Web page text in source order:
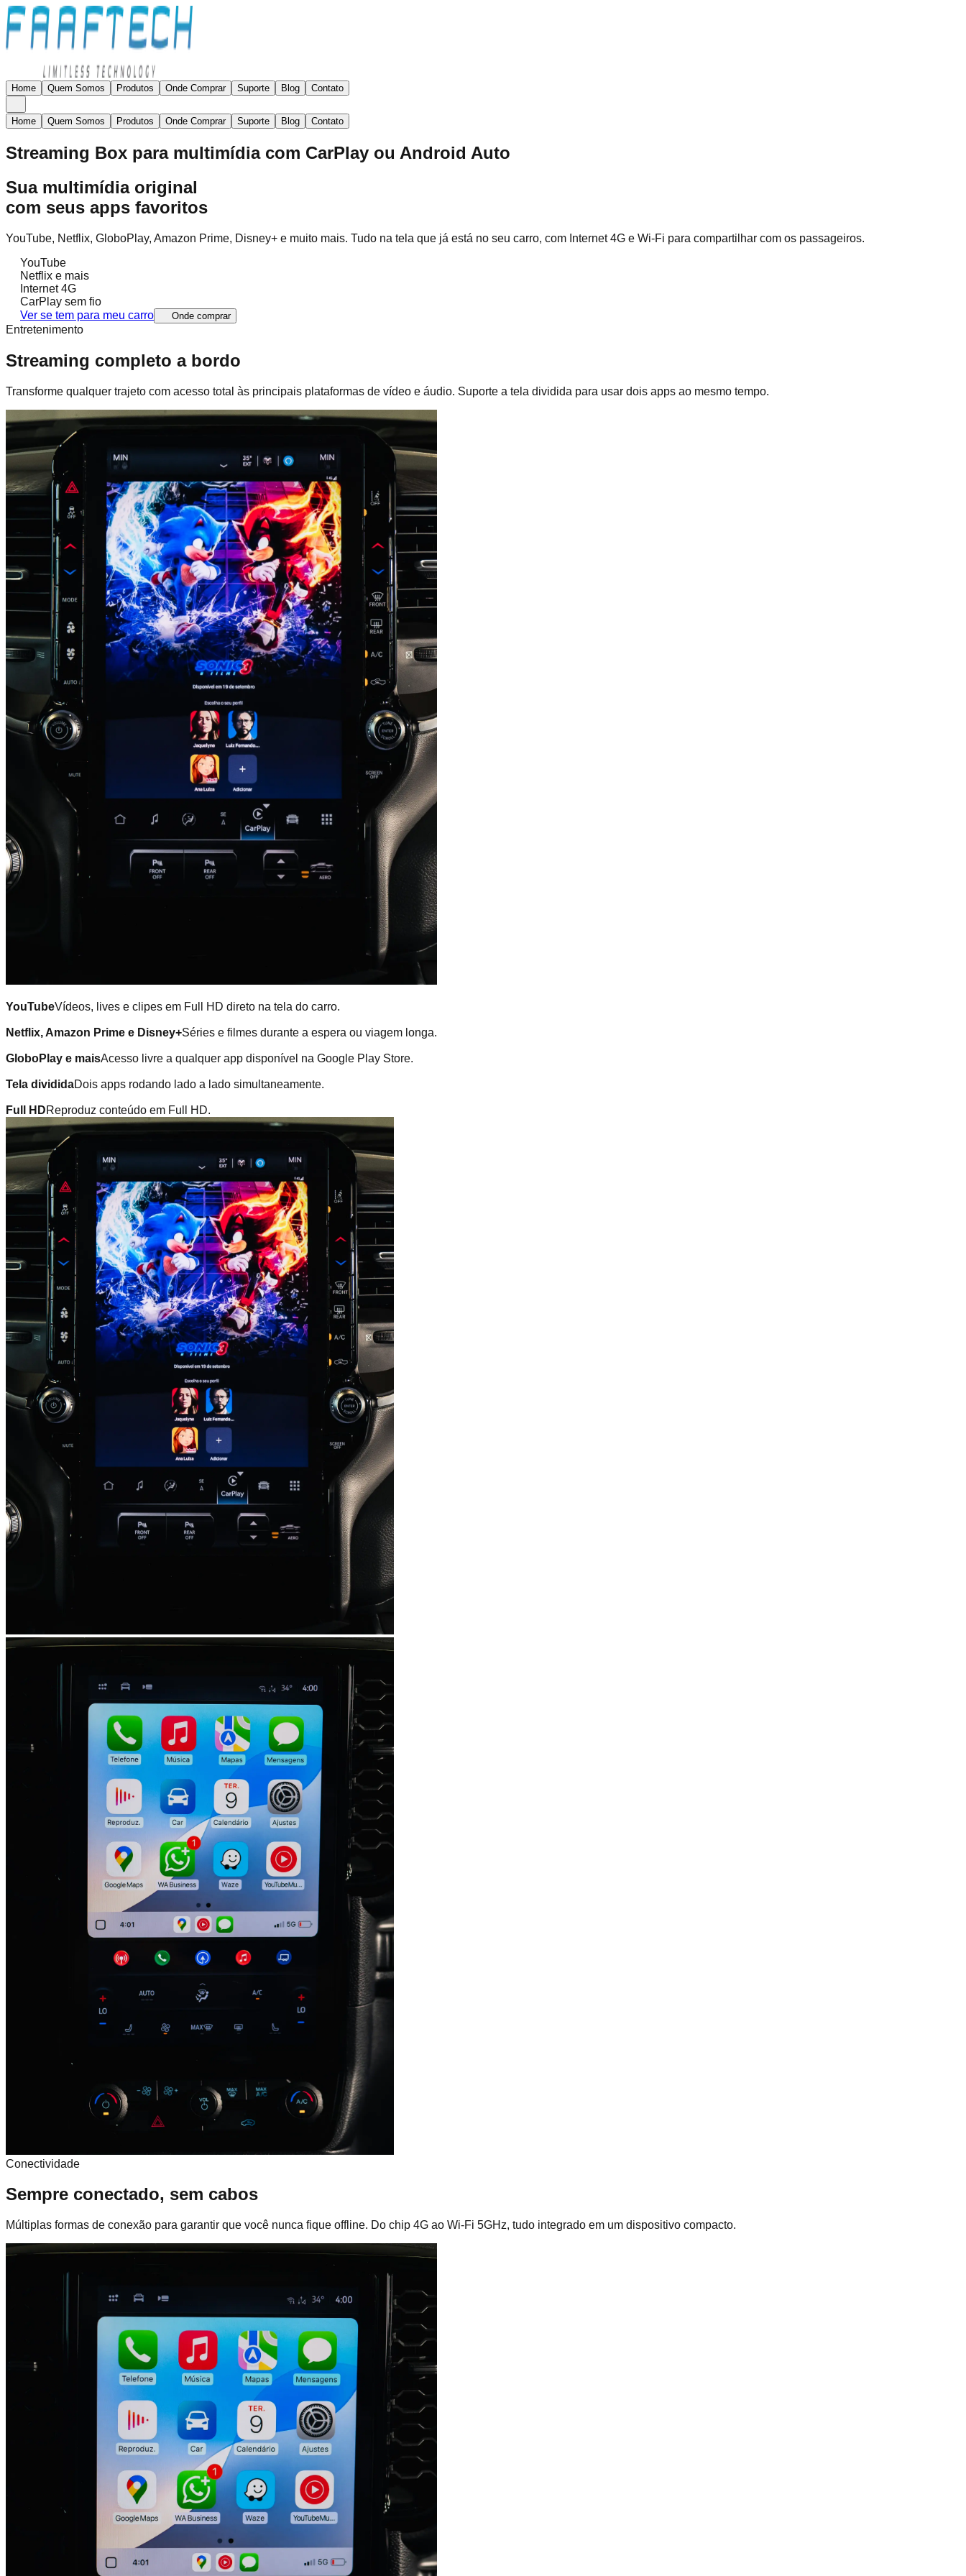
Home Quem Somos Produtos Onde Comprar Suporte Blog Contato
Home Quem Somos Produtos Onde Comprar Suporte Blog Contato
Streaming Box para multimídia com CarPlay ou Android Auto
Sua multimídia original
com seus apps favoritos
YouTube, Netflix, GloboPlay, Amazon Prime, Disney+ e muito mais. Tudo na tela que já está no seu carro, com Internet 4G e Wi-Fi para compartilhar com os passageiros.
YouTube
Netflix e mais
Internet 4G
CarPlay sem fio
Ver se tem para meu carro
Onde comprar
Entretenimento
Streaming completo a bordo
Transforme qualquer trajeto com acesso total às principais plataformas de vídeo e áudio. Suporte a tela dividida para usar dois apps ao mesmo tempo.
YouTubeVídeos, lives e clipes em Full HD direto na tela do carro.
Netflix, Amazon Prime e Disney+Séries e filmes durante a espera ou viagem longa.
GloboPlay e maisAcesso livre a qualquer app disponível na Google Play Store.
Tela divididaDois apps rodando lado a lado simultaneamente.
Full HDReproduz conteúdo em Full HD.
Conectividade
Sempre conectado, sem cabos
Múltiplas formas de conexão para garantir que você nunca fique offline. Do chip 4G ao Wi-Fi 5GHz, tudo integrado em um dispositivo compacto.